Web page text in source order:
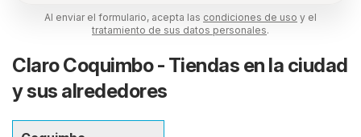
Al enviar el formulario, acepta las condiciones de uso y el
tratamiento de sus datos personales.
Claro Coquimbo - Tiendas en la ciudad
y sus alrededores